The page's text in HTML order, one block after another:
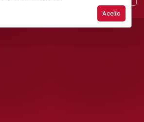
Aceito